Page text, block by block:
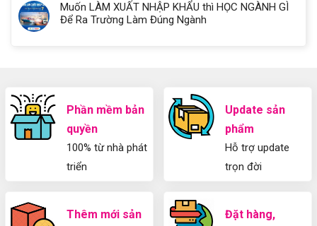
Muốn LÀM XUẤT NHẬP KHẨU thì HỌC NGÀNH GÌ
Để Ra Trường Làm Đúng Ngành
Phần mềm bản
quyền
100% từ nhà phát
triển
Update sản
phẩm
Hỗ trợ update
trọn đời
Thêm mới sản
Đặt hàng,